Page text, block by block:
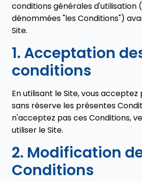
conditions générales d'utilisation
dénommées "les Conditions")
Site.
1. Acceptation
conditions
En utilisant le Site, vous
sans réserve les présentes
n'acceptez pas ces Conditions,
utiliser le Site.
2. Modification
Conditions